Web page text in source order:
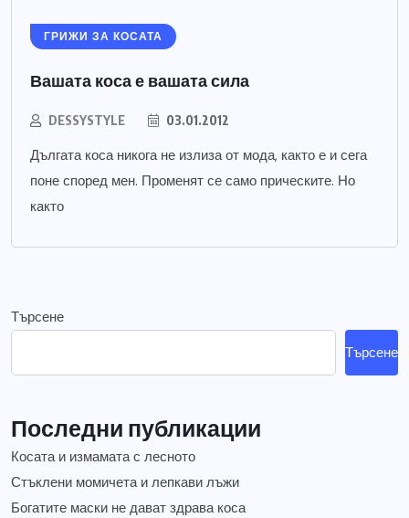
ГРИЖИ ЗА КОСАТА
Вашата коса е вашата сила
DESSYSTYLE 03.01.2012
Дългата коса никога не излиза от мода, както е и сега
поне според мен. Променят се само прическите. Но
както
Търсене
Търсене
Последни публикации
Косата и измамата с лесното
Стъклени момичета и лепкави лъжи
Богатите маски не дават здрава коса